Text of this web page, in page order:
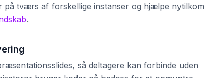
tværs af forskellige instanser og hjælpe
.
så deltagere kan forbinde uden